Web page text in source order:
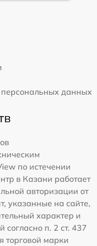
персональных данных
по истечении
в Казани работает
авторизации от
указанные на сайте,
характер и
согласно п. 2 ст. 437
торговой марки